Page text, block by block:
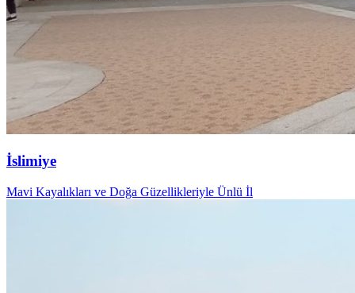
İslimiye
Mavi Kayalıkları ve Doğa Güzellikleriyle Ünlü İl